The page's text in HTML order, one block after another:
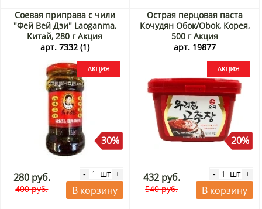
Соевая приправа с чили
"Фей Вей Дзи" Laoganma,
Китай, 280 г Акция
арт. 7332 (1)
30%
280 руб.
400 руб.
- шт +
В корзину
Острая перцовая паста
Кочудян Обок/Obok, Корея,
500 г Акция
арт. 19877
20%
432 руб.
540 руб.
- шт +
В корзину